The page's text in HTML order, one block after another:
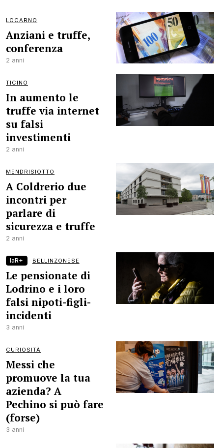
LOCARNO
Anziani e truffe,
conferenza
2 anni
TICINO
In aumento le
truffe via internet
su falsi
investimenti
2 anni
MENDRISIOTTO
A Coldrerio due
incontri per
parlare di
sicurezza e truffe
2 anni
laR+ BELLINZONESE
Le pensionate di
Lodrino e i loro
falsi nipoti-figli-
incidenti
3 anni
CURIOSITÀ
Messi che
promuove la tua
azienda? A
Pechino si può fare
(forse)
3 anni